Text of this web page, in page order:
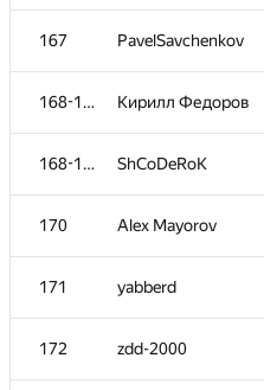
167 PavelSavchenkov
168-169 Кирилл Федоров
168-169 ShCoDeRoK
170 Alex Mayorov
171 yabberd
172 zdd-2000
A.Semchankau
osmanorhan98
宇航 盛
jacek.jurewicz
155 a2ei